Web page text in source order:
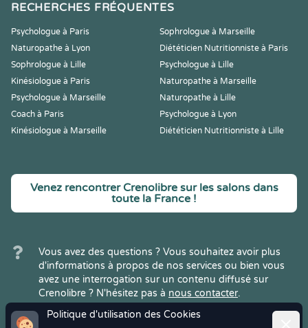
Politique d'utilisation des Cookies
RECHERCHES FRÉQUENTES
Psychologue à Paris
Sophrologue à Marseille
Naturopathe à Lyon
Diététicien Nutritionniste à Paris
Sophrologue à Lille
Psychologue à Lille
Kinésiologue à Paris
Naturopathe à Marseille
Psychologue à Marseille
Naturopathe à Lille
Coach à Paris
Psychologue à Lyon
Kinésiologue à Marseille
Diététicien Nutritionniste à Lille
Venez rencontrer Crenolibre sur les salons dans
toute la France !
Vous avez des questions ? Vous souhaitez avoir plus
d'informations à propos de nos services ou bien vous
avez une interrogation sur un contenu diffusé sur
Crenolibre ? N'hésitez pas à nous contacter.